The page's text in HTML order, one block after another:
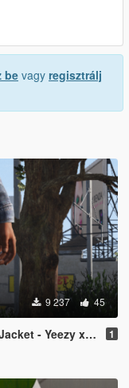
bevagy regisztrálj
9 237 45
- Yeezy x CDG) 1